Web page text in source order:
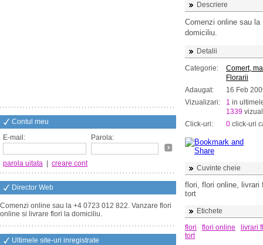
Contul meu
E-mail:
Parola:
parola uitata creare cont
Director Web
Comenzi online sau la +4 0723 012 822. Vanzare flori
online si livrare flori la domiciliu.
Ultimele site-uri inregistrate
Descriere
Comenzi online sau
domiciliu.
Detalii
Categorie:
Comert,
Florarii
Adaugat:
16 Feb
Vizualizari:
1 in
1339
Click-uri:
0 click-uri
Cuvinte cheie
flori, flori online, livrari
tort
Etichete
flori
flori online
livrari
tort